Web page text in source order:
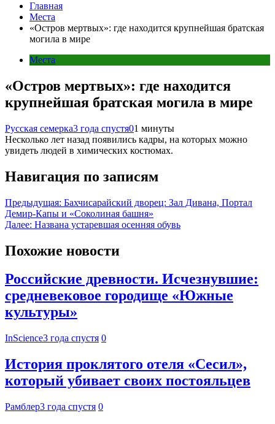
Главная
Места
«Остров мертвых»: где находится крупнейшая братская
могила в мире
Места
«Остров мертвых»: где находится
крупнейшая братская могила в мире
Русская семерка3 года спустя01 минуты
Несколько лет назад появились кадры, на которых можно
увидеть людей в химических костюмах.
Навигация по записям
Предыдущая: Бахчисарайский дворец: Зал Дивана, Портал
Демир-Капы и «Соколиная башня»
Далее: Названа устаревшая осенняя обувь
Похожие новости
Российские древности. Исчезнувшие:
средневековое городище «Южные
культуры»
InScience3 года спустя 0
История проклятого отеля «Сесил»,
который убивает своих постояльцев
Рамблер3 года спустя 0